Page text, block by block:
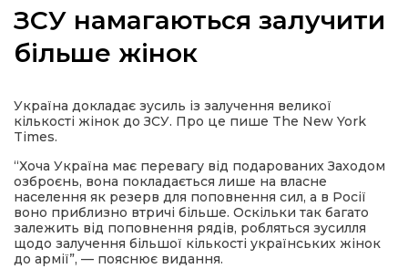
політика
місія
ЗСУ намагаються залучити
більше жінок
Україна докладає зусиль із залучення великої
кількості жінок до ЗСУ. Про це пише The New York
Times.
“Хоча Україна має перевагу від подарованих Заходом
озброєнь, вона покладається лише на власне
населення як резерв для поповнення сил, а в Росії
воно приблизно втричі більше. Оскільки так багато
залежить від поповнення рядів, робляться зусилля
щодо залучення більшої кількості українських жінок
до армії”, — пояснює видання.